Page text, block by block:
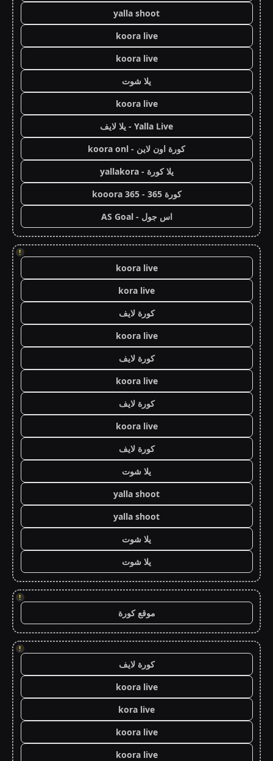
yalla shoot
koora live
koora live
يلا شوت
koora live
Yalla Live - يلا لايف
كورة اون لاين - koora onl
يلا كورة - yallakora
كورة 365 - kooora 365
اس جول - AS Goal
!
koora live
kora live
كورة لايف
koora live
كورة لايف
koora live
كورة لايف
koora live
كورة لايف
يلا شوت
yalla shoot
yalla shoot
يلا شوت
يلا شوت
!
موقع كورة
!
كورة لايف
koora live
kora live
koora live
koora live